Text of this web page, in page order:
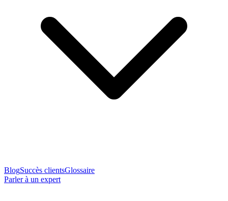
BlogSuccès clientsGlossaire
Parler à un expert